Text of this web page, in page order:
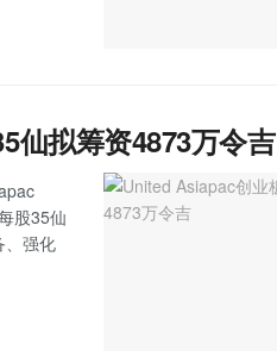
仙拟筹资4873万令吉
股35仙
、强化